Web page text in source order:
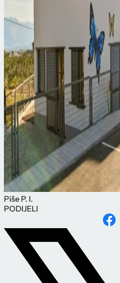
Piše P. I.
PODIJELI